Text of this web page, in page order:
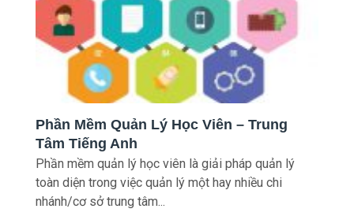
Phần Mềm Quản Lý Học Viên – Trung
Tâm Tiếng Anh
Phần mềm quản lý học viên là giải pháp quản lý
toàn diện trong việc quản lý một hay nhiều chi
nhánh/cơ sở trung tâm...